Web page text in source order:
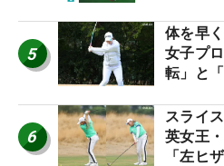
5
体を早
女子プ
転」と
6
スライ
英女王
「左ヒ